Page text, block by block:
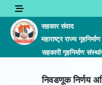
सहकार संवाद
महाराष्ट्र राज्य
सहकारी गृहनिर्माण
निवडणूक निर्णय